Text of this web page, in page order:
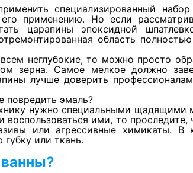
специализированный
применению. Но если
царапины эпоксидной
область
неглубокие, то можно просто
зерна. Самое мелкое должно
лучше доверить
повредить эмаль?
нужно специальными
воспользоваться ими, то проследите,
или агрессивные химикаты. В
или ткань.